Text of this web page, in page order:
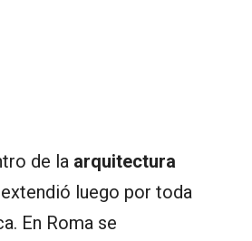
de la arquitectura
luego por toda
En Roma se